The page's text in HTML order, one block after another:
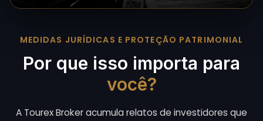
MEDIDAS JURÍDICAS E PROTEÇÃO PATRIMONIAL
Por que isso importa para
você?
A Tourex Broker acumula relatos de investidores que